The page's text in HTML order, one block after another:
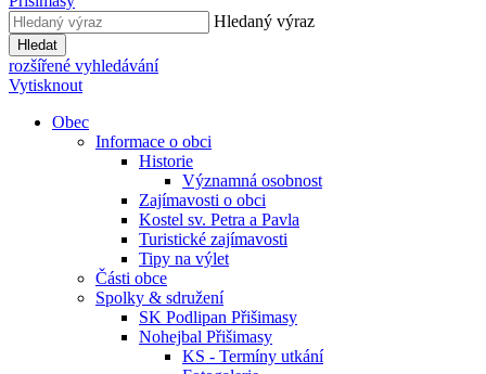
Hledaný výraz
Hledat
rozšířené vyhledávání
Vytisknout
Obec
Informace o obci
Historie
Významná osobnost
Zajímavosti o obci
Kostel sv. Petra a Pavla
Turistické zajímavosti
Tipy na výlet
Části obce
Spolky & sdružení
SK Podlipan Přišimasy
Nohejbal Přišimasy
KS - Termíny utkání